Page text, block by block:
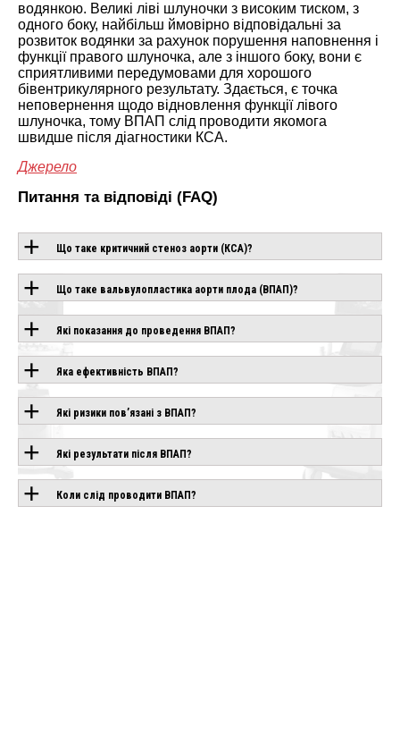
водянкою. Великі ліві шлуночки з високим тиском, з
одного боку, найбільш ймовірно відповідальні за
розвиток водянки за рахунок порушення наповнення і
функції правого шлуночка, але з іншого боку, вони є
сприятливими передумовами для хорошого
бівентрикулярного результату. Здається, є точка
неповернення щодо відновлення функції лівого
шлуночка, тому ВПАП слід проводити якомога
швидше після діагностики КСА.
Джерело
Питання та відповіді (FAQ)
Що таке критичний стеноз аорти (КСА)?
Що таке вальвулопластика аорти плода (ВПАП)?
Які показання до проведення ВПАП?
Яка ефективність ВПАП?
Які ризики пов’язані з ВПАП?
Які результати після ВПАП?
Коли слід проводити ВПАП?
ОБЛАДНАННЯ З
ЦІЄЮ
ТЕХНОЛОГІЄЮ
AIR
CANON APLIO
Під замовлення